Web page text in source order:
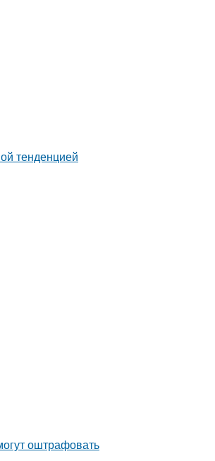
тенденцией
оштрафовать